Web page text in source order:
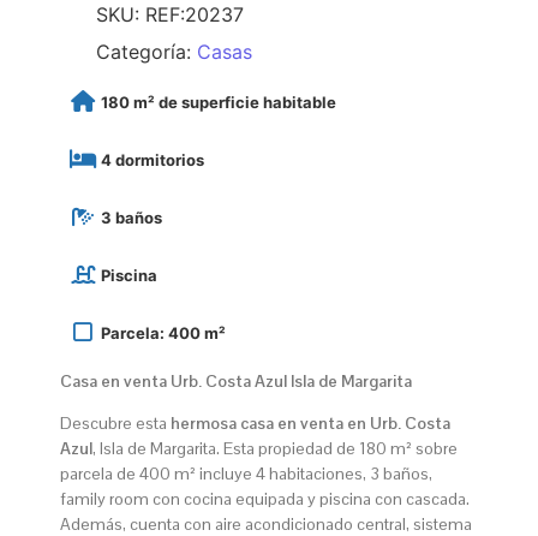
SKU: REF:20237
Categoría: Casas
180 m² de superficie habitable
4 dormitorios
3 baños
Piscina
Parcela: 400 m²
Casa en venta Urb. Costa Azul Isla de Margarita
Descubre esta hermosa casa en venta en Urb. Costa
Azul, Isla de Margarita. Esta propiedad de 180 m² sobre
parcela de 400 m² incluye 4 habitaciones, 3 baños,
family room con cocina equipada y piscina con cascada.
Además, cuenta con aire acondicionado central, sistema